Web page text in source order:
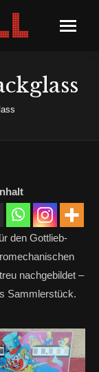
den Gottlieb-
nachgebildet –
Sammlerstück.